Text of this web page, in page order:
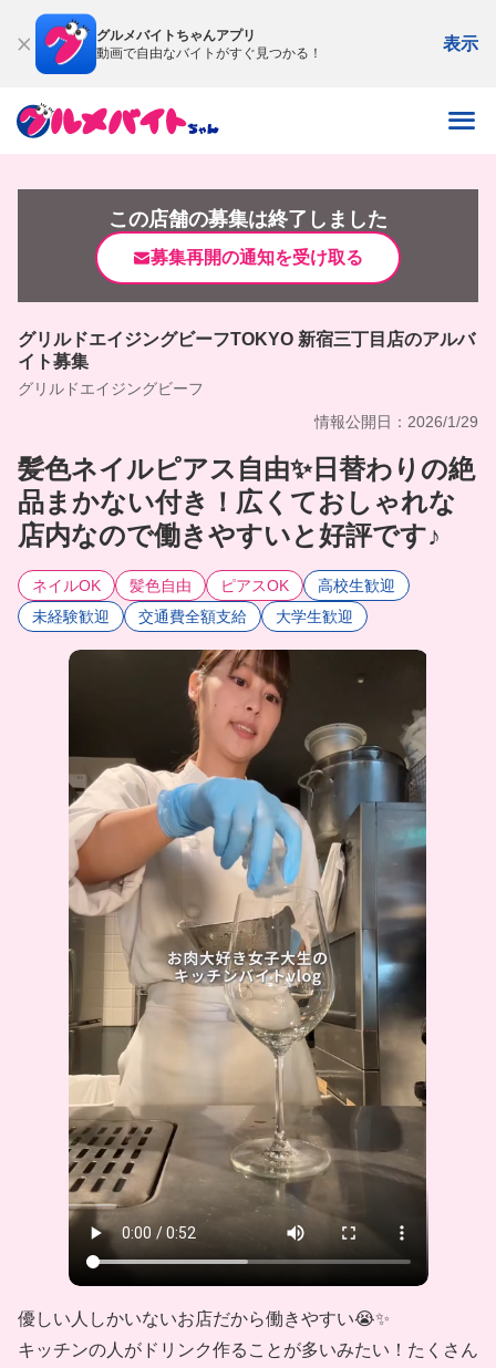
グルメバイトちゃんアプリ
動画で自由なバイトがすぐ見つかる！
表示
この店舗の募集は終了しました
募集再開の通知を受け取る
グリルドエイジングビーフTOKYO 新宿三丁目店のアルバ
イト募集
グリルドエイジングビーフ
情報公開日：2026/1/29
髪色ネイルピアス自由✨日替わりの絶
品まかない付き！広くておしゃれな
店内なので働きやすいと好評です♪
ネイルOK 髪色自由 ピアスOK
高校生歓迎
未経験歓迎
交通費全額支給 大学生歓迎
優しい人しかいないお店だから働きやすい😭✨
キッチンの人がドリンク作ることが多いみたい！たくさん